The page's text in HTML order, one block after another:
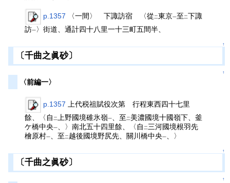
p.1357 〈一間〉 下諏訪宿 〈從二東京一至二下諏
訪一 〉街道、通計四十八里一十三町五間半、
↑
〔千曲之眞砂〕
↑
〈前編一〉
p.1357 上代税祖賦役次第 行程東西四十七里
餘、〈自二上野國境碓氷嶺一、至二美濃國境十國嶺下、釜
ケ橋中央一、〉南北五十四里餘、〈自二三河國境根羽先
檜原村一、至二越後國境野尻先、關川橋中央一、〉
↑
〔千曲之眞砂〕
↑